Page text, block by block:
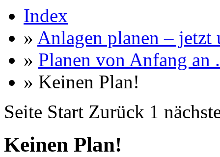
Index
» Anlagen planen – jetzt
» Planen von Anfang an
» Keinen Plan!
Seite Start Zurück 1
Keinen Plan!